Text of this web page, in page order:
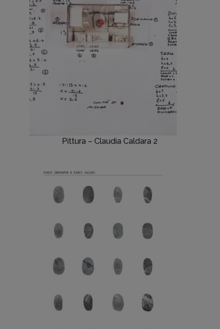
Pittura – Claudia Caldara 2